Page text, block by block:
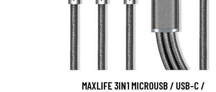
MAXLIFE 3IN1 MICROUSB / USB-C /